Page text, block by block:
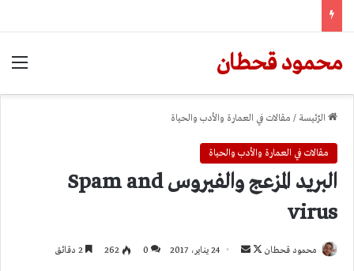
محمود قحطان
الرّئيسة / مقالات في العمارة والأدب والحياة
مقالات في العمارة والأدب والحياة
البريد المزعج والفيروس Spam and
virus
محمود قحطان
تابعأرسل
24 يناير، 2017 0
262